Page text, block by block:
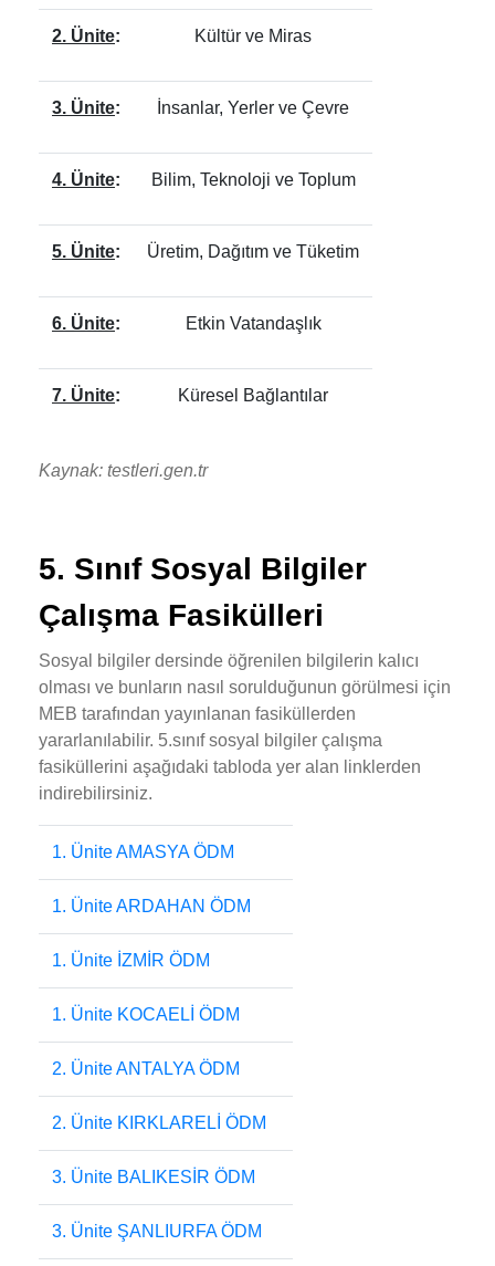
2. Ünite: Kültür ve Miras
3. Ünite: İnsanlar, Yerler ve Çevre
4. Ünite: Bilim, Teknoloji ve Toplum
5. Ünite: Üretim, Dağıtım ve Tüketim
6. Ünite: Etkin Vatandaşlık
7. Ünite: Küresel Bağlantılar
Kaynak: testleri.gen.tr
5. Sınıf Sosyal Bilgiler
Çalışma Fasikülleri
Sosyal bilgiler dersinde öğrenilen bilgilerin kalıcı
olması ve bunların nasıl sorulduğunun görülmesi için
MEB tarafından yayınlanan fasiküllerden
yararlanılabilir. 5.sınıf sosyal bilgiler çalışma
fasiküllerini aşağıdaki tabloda yer alan linklerden
indirebilirsiniz.
1. Ünite AMASYA ÖDM
1. Ünite ARDAHAN ÖDM
1. Ünite İZMİR ÖDM
1. Ünite KOCAELİ ÖDM
2. Ünite ANTALYA ÖDM
2. Ünite KIRKLARELİ ÖDM
3. Ünite BALIKESİR ÖDM
3. Ünite ŞANLIURFA ÖDM